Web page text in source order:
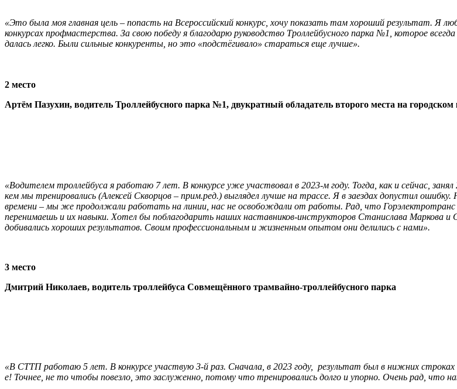
«Это была моя главная цель – попасть на Всероссийский конкурс, хочу показать там хороший результат. Я
конкурсах профмастерства. За свою победу я благодарю руководство Троллейбусного парка №1, которое
далась легко. Были сильные конкуренты, но это «подстёгивало» стараться еще лучше».
2 место
Артём Пазухин, водитель Троллейбусного парка №1, двукратный обладатель второго места на городском
«Водителем троллейбуса я работаю 7 лет. В конкурсе уже участвовал в 2023-м году. Тогда, как и сейчас,
кем мы тренировались (Алексей Скворцов – прим.ред.) выглядел лучше на трассе. Я в заездах допустил
времени – мы же продолжали работать на линии, нас не освобождали от работы. Рад, что Горэлектротранс
перенимаешь и их навыки. Хотел бы поблагодарить наших наставников-инструкторов Станислава Маркова и
добивались хороших результатов. Своим профессиональным и жизненным опытом они делились с нами».
3 место
Дмитрий Николаев, водитель троллейбуса Совмещённого трамвайно-троллейбусного парка
«В СТТП работаю 5 лет. В конкурсе участвую 3-й раз. Сначала, в 2023 году, результат был в нижних
е! Точнее, не то чтобы повезло, это заслуженно, потому что тренировались долго и упорно. Очень рад, что